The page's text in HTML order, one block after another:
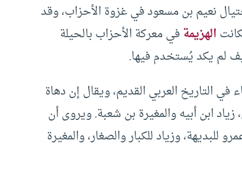
نعيم بن مسعود في غزوة الأحزاب، وقد
الهزيمةفي معركة الأحزاب بالحيلة
لم يكد يُستخدم فيها.
التاريخ العربي القديم، ويقال إن دهاة
ابن أبيه والمغيرة بن شعبة. ويروى أن
للبديهة، وزياد للكبار والصغار، والمغيرة